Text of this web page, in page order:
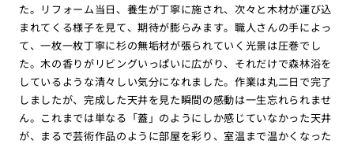
た。リフォーム当日、養生が丁寧に施され、次々と木材が運び込
まれてくる様子を見て、期待が膨らみます。職人さんの手によっ
て、一枚一枚丁寧に杉の無垢材が張られていく光景は圧巻でし
た。木の香りがリビングいっぱいに広がり、それだけで森林浴を
しているような清々しい気分になれました。作業は丸二日で完了
しましたが、完成した天井を見た瞬間の感動は一生忘れられませ
ん。これまでは単なる「蓋」のようにしか感じていなかった天井
が、まるで芸術作品のように部屋を彩り、室温まで温かくなった